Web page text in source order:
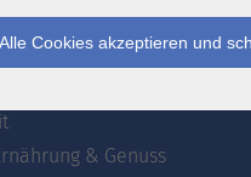
& Genuss
Alle Cookies akzeptieren und